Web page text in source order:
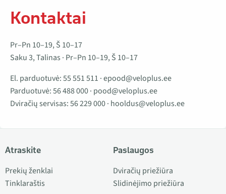
Kontaktai
Pr–Pn 10–19, Š 10–17
Saku 3, Talinas · Pr–Pn 10–19, Š 10–17
El. parduotuvė:55 551 511 ·epood@veloplus.ee
Parduotuvė:56 488 000· pood@veloplus.ee
Dviračių servisas:56 229 000· hooldus@veloplus.ee
Atraskite
Prekių ženklai
Tinklaraštis
Paslaugos
Dviračių priežiūra
Slidinėjimo priežiūra